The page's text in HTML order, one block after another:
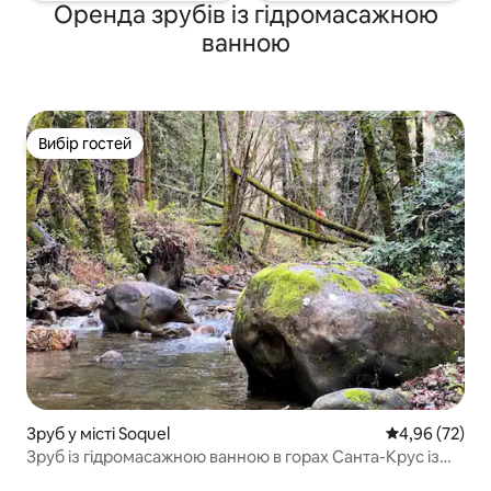
Оренда зрубів із гідромасажною
ванною
Вибір гостей
Вибір гостей
Зруб у місті Soquel Середня
4,96 (72)
Зруб із гідромасажною ванною в горах Санта-Крус із